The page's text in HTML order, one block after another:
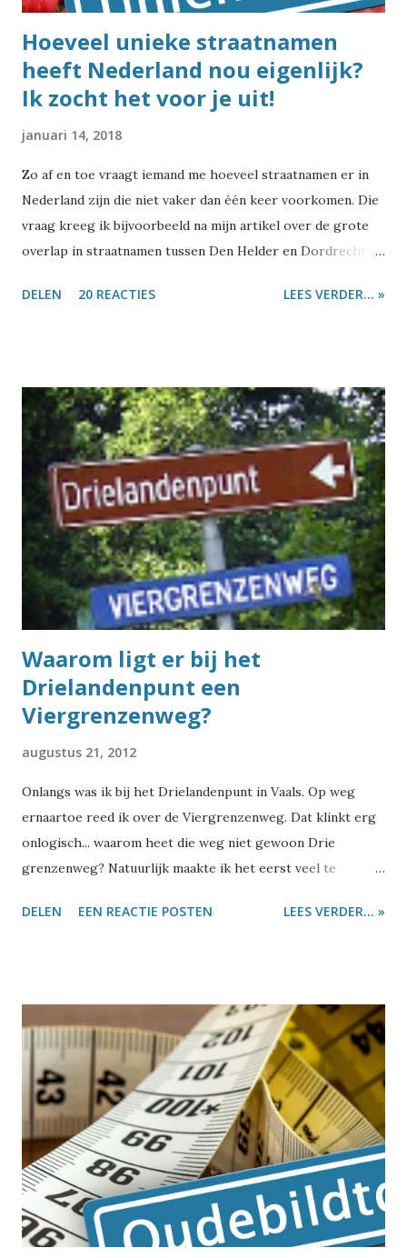
vreemd...
Hoeveel unieke straatnamen
heeft Nederland nou eigenlijk?
Ik zocht het voor je uit!
januari 14, 2018
Zo af en toe vraagt iemand me hoeveel straatnamen er in
Nederland zijn die niet vaker dan één keer voorkomen. Die
vraag kreeg ik bijvoorbeeld na mijn artikel over de grote
overlap in straatnamen tussen Den Helder en Dordrecht .
Nederlandse straatnamen . Of het gebeurt als ik wat schrijf
Aan de ene kant zijn er best veel straatnamen die heel vaak
voorkomen, en lijkt er dus weinig ruimte voor echt unieke
straatnamen. Maar aan de andere kant komen er eigenlijk
best vaak vreemde straatnamen voorbij waarvan je je haast
niet voor kunt stellen dat er meer straten zijn die zo heten.
Ik heb het eindelijk uitgezocht. Om het antwoord op de
vraag te vinden, ben ik weer eens in de BAG-database
gedoken. Dat is de database van de Basisregistraties
Adressen en Gebouwen, en daarin s...
DELEN 20 REACTIES LEES VERDER... »
Waarom ligt er bij het
Drielandenpunt een
Viergrenzenweg?
augustus 21, 2012
Onlangs was ik bij het Drielandenpunt in Vaals. Op weg
ernaartoe reed ik over de Viergrenzenweg. Dat klinkt erg
onlogisch... waarom heet die weg niet gewoon Drie
grenzenweg? Natuurlijk maakte ik het eerst veel te
school. Er staan vier bomen langs de weg en een man wil
vier bomen staan, heb je immers ook vier slingers nodig.
Maar zo zit het dus niet. En als je drie landen hebt, zitten
daar ook zeker geen vier grenzen tussen. Maar hoe komt
de Viergrenzenweg dan aan zijn naam? Dat is heel
eenvoudig: ons Drielandenpunten was ooit een
Vierlandenpunt. Behalve Nederland, België en Duitsland
kwam ook Neutraal Moresnet nog op dit punt uit. Neutraal
Moresnet? Na de val van Napoleon werden in 1815 tijdens
het Congres van Wenen nieuwe afspraken gemaakt over de
lan...
DELEN EEN REACTIE POSTEN LEES VERDER... »